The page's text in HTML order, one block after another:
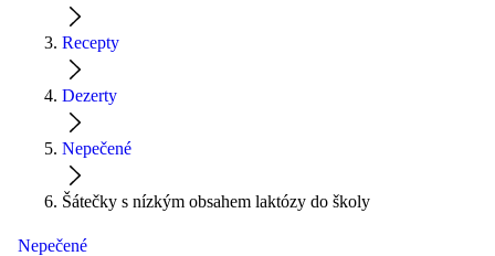
Recepty
Dezerty
Nepečené
Šátečky s nízkým obsahem laktózy do školy
Nepečené